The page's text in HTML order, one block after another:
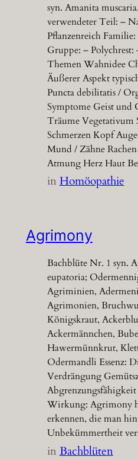
syn. Amanita
verwendeter Teil: –
Pflanzenreich
Gruppe: – Polychrest:
Themen Wahnidee
Äußerer Aspekt
Puncta debilitatis /
Symptome Geist und
Träume Vegetativum
Schmerzen Kopf
Mund / Zähne
Atmung Herz Haut
inHomöopathie
Agrimony
Bachblüte Nr. 1 syn.
eupatoria;
Agriminien,
Agrimonien,
Königskraut,
Ackermännchen,
Hawermünnkrut,
Odermandli Essenz:
Verdrängung
Abgrenzungsfähigkeit
Wirkung: Agrimony
erkennen, die man
Unbekümmertheit
inBachblüten